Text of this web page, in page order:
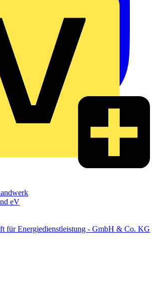
eV
für Energiedienstleistung - GmbH & Co. KG